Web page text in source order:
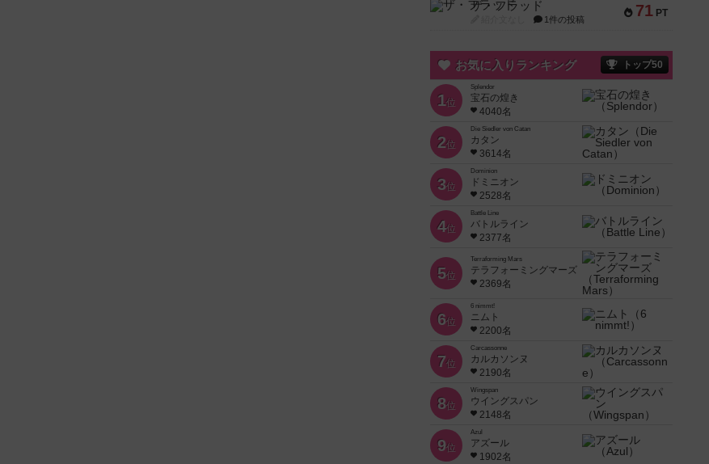
71 PT
ザ・フラッド
1件の投稿
お気に入りランキング トップ50
1位
Splendor
宝石の煌き
4040名
2位
Die Siedler von Catan
カタン
3614名
3位
Dominion
ドミニオン
2528名
4位
Battle Line
バトルライン
2377名
5位
Terraforming Mars
テラフォーミングマーズ
2369名
6位
6 nimmt!
ニムト
2200名
7位
Carcassonne
カルカソンヌ
2190名
8位
Wingspan
ウイングスパン
2148名
9位
Azul
アズール
1902名